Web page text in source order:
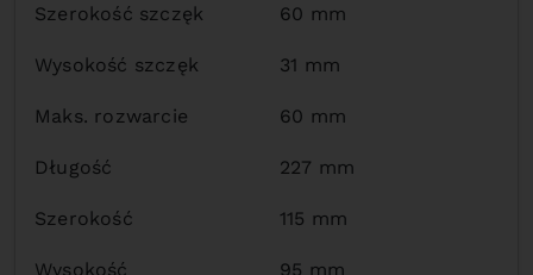
Szerokość szczęk 60 mm
Wysokość szczęk 31 mm
Maks. rozwarcie 60 mm
Długość 227 mm
Szerokość 115 mm
Wysokość 95 mm